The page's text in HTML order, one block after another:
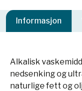
Informasjon
Alkalisk
nedsenking og
naturlige fett og